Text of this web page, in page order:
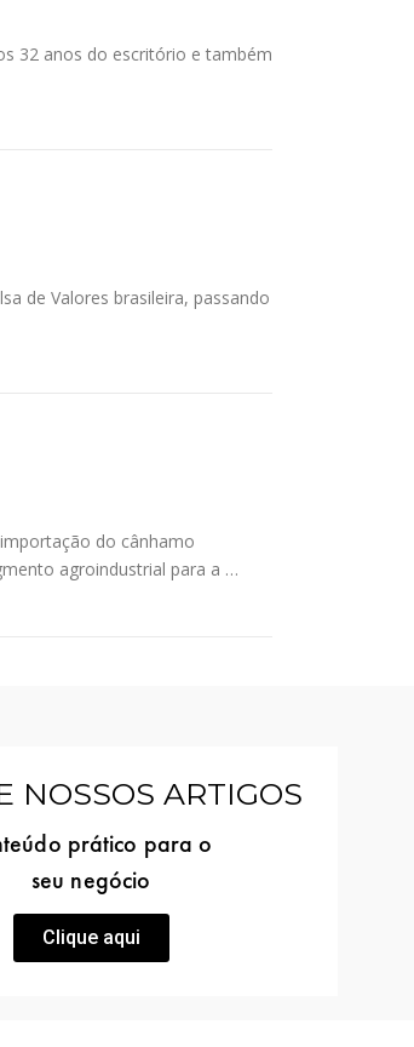
32 anos do escritório e também
de Valores brasileira, passando
do cânhamo
agroindustrial para a …
NOSSOS ARTIGOS
prático para o
seu negócio
Clique aqui